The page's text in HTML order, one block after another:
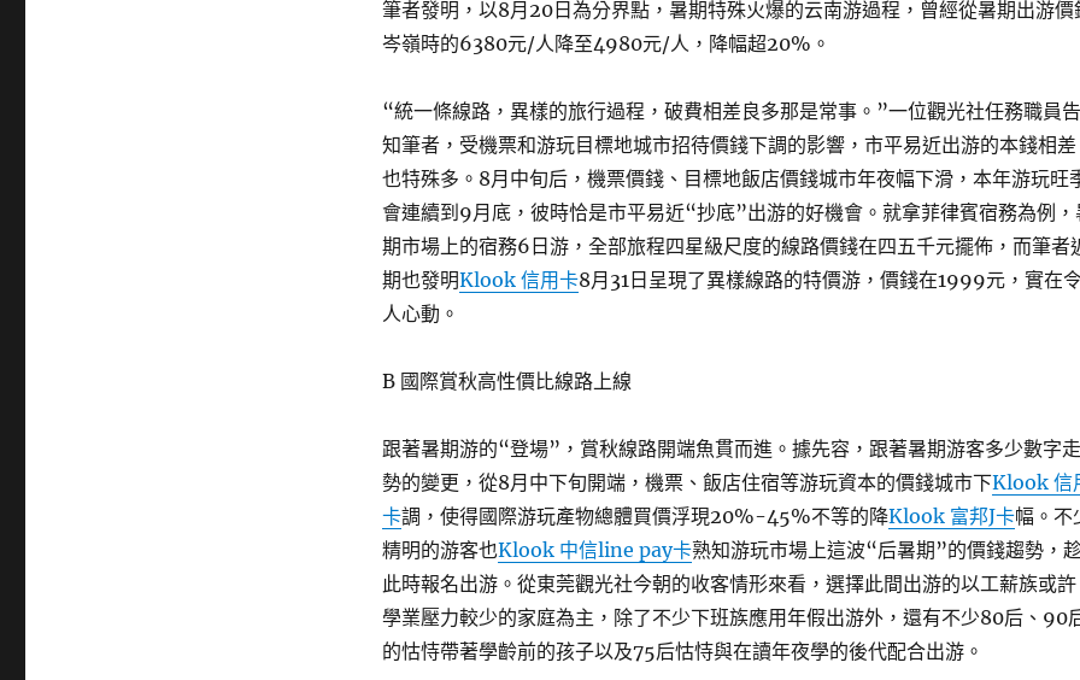
筆者發明，以8月20日為分界點，暑期特殊火爆的云南游過程，曾經從暑期出游價
岑嶺時的6380元/人降至4980元/人，降幅超20%。
“統一條線路，異樣的旅行過程，破費相差良多那是常事。”一位觀光社任務職員告
知筆者，受機票和游玩目標地城市招待價錢下調的影響，市平易近出游的本錢相差
也特殊多。8月中旬后，機票價錢、目標地飯店價錢城市年夜幅下滑，本年游玩旺
會連續到9月底，彼時恰是市平易近“抄底”出游的好機會。就拿菲律賓宿務為例，
期市場上的宿務6日游，全部旅程四星級尺度的線路價錢在四五千元擺佈，而筆者
期也發明Klook 信用卡8月31日呈現了異樣線路的特價游，價錢在1999元，實在令
人心動。
B 國際賞秋高性價比線路上線
跟著暑期游的“登場”，賞秋線路開端魚貫而進。據先容，跟著暑期游客多少數字走
勢的變更，從8月中下旬開端，機票、飯店住宿等游玩資本的價錢城市下Klook 信
卡調，使得國際游玩產物總體買價浮現20%-45%不等的降Klook 富邦J卡幅。不
精明的游客也Klook 中信line pay卡熟知游玩市場上這波“后暑期”的價錢趨勢，
此時報名出游。從東莞觀光社今朝的收客情形來看，選擇此間出游的以工薪族或許
學業壓力較少的家庭為主，除了不少下班族應用年假出游外，還有不少80后、90
的怙恃帶著學齡前的孩子以及75后怙恃與在讀年夜學的後代配合出游。